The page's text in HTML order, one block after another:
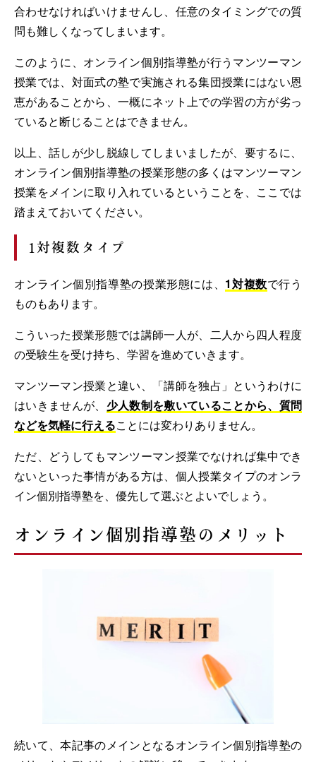
合わせなければいけませんし、任意のタイミングでの質
問も難しくなってしまいます。
このように、オンライン個別指導塾が行うマンツーマン
授業では、対面式の塾で実施される集団授業にはない恩
恵があることから、一概にネット上での学習の方が劣っ
ていると断じることはできません。
以上、話しが少し脱線してしまいましたが、要するに、
オンライン個別指導塾の授業形態の多くはマンツーマン
授業をメインに取り入れているということを、ここでは
踏まえておいてください。
1対複数タイプ
オンライン個別指導塾の授業形態には、 1対複数で行う
ものもあります。
こういった授業形態では講師一人が、二人から四人程度
の受験生を受け持ち、学習を進めていきます。
マンツーマン授業と違い、「講師を独占」というわけに
はいきませんが、 少人数制を敷いていることから、質問
などを気軽に行えることには変わりありません。
ただ、どうしてもマンツーマン授業でなければ集中でき
ないといった事情がある方は、個人授業タイプのオンラ
イン個別指導塾を、優先して選ぶとよいでしょう。
オンライン個別指導塾のメリット
続いて、本記事のメインとなるオンライン個別指導塾の